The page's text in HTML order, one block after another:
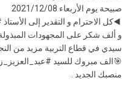
صبيحة يوم الأربعاء 2021/12/08
◀️كل الاحترام و التقدير إلى
و ألف شكر على المجهودات
سيدي في قطاع التربية مزيد من
🎯الف مبروك للسيد
منصبك الجديد .